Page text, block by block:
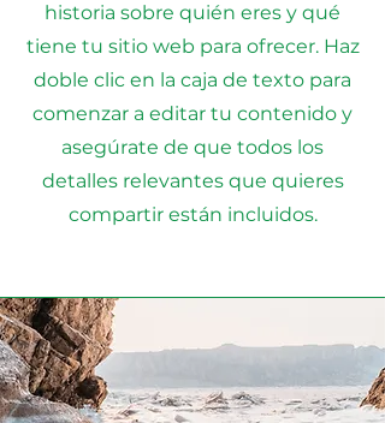
historia sobre quién eres y qué
tiene tu sitio web para ofrecer. Haz
doble clic en la caja de texto para
comenzar a editar tu contenido y
asegúrate de que todos los
detalles relevantes que quieres
compartir están incluidos.